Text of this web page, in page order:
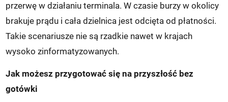
przerwę w działaniu terminala. W czasie burzy w okolicy
brakuje prądu i cała dzielnica jest odcięta od płatności.
Takie scenariusze nie są rzadkie nawet w krajach
wysoko zinformatyzowanych.
Jak możesz przygotować się na przyszłość bez
gotówki